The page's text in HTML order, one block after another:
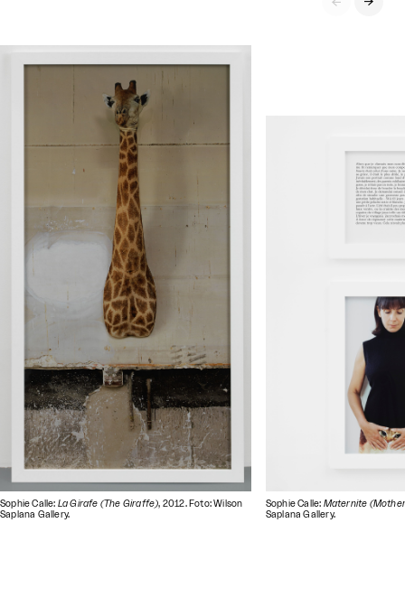

Sophie Calle: La Girafe (The Giraffe), 2012. Foto: Wilson
Saplana Gallery.
Sophie Calle: Maternite
Saplana Gallery.